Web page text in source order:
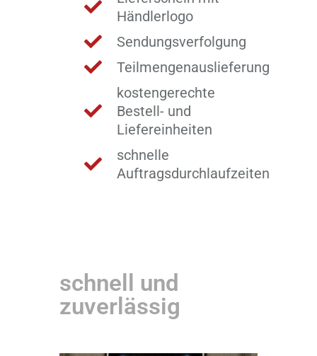
Händlerlogo
Sendungsverfolgung
Teilmengenauslieferung
kostengerechte
Bestell- und
Liefereinheiten
schnelle
Auftragsdurchlaufzeiten
schnell und
zuverlässig